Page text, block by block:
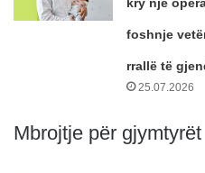
foshnje
rrallë të
25.07.2026
Mbrojtje për gjymtyrët